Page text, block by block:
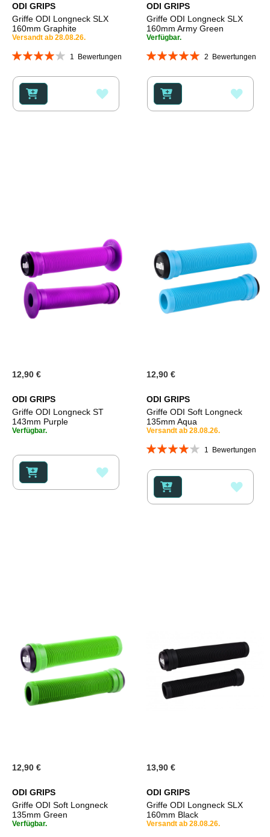
ODI GRIPS
Griffe ODI Longneck SLX
160mm Graphite
Versandt ab 28.08.26.
Bewertung:
1 Bewertungen
WUNSCHLISTE
ODI GRIPS
Griffe ODI Longneck SLX
160mm Army Green
Verfügbar.
Bewertung:
2 Bewertungen
12,90 €
ODI GRIPS
Griffe ODI Longneck ST
143mm Purple
Verfügbar.
WUNSCHLISTE
12,90 €
ODI GRIPS
Griffe ODI Soft Longneck
135mm Aqua
Versandt ab 28.08.26.
Bewertung:
1 Bewertungen
12,90 €
ODI GRIPS
Griffe ODI Soft Longneck
135mm Green
Verfügbar.
13,90 €
ODI GRIPS
Griffe ODI Longneck SLX
160mm Black
Versandt ab 28.08.26.